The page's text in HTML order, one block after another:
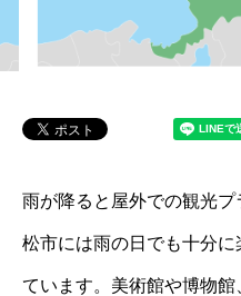
雨が降ると屋外での観光
松市には雨の日でも十分
ています。美術館や博物